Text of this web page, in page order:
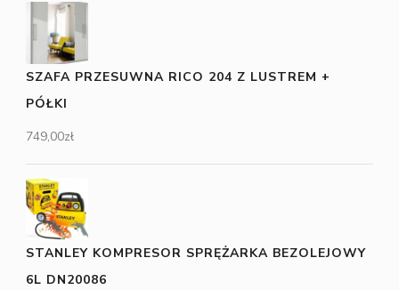
SZAFA PRZESUWNA RICO 204 Z LUSTREM +
PÓŁKI
749,00zł
STANLEY KOMPRESOR SPRĘŻARKA BEZOLEJOWY
6L DN20086